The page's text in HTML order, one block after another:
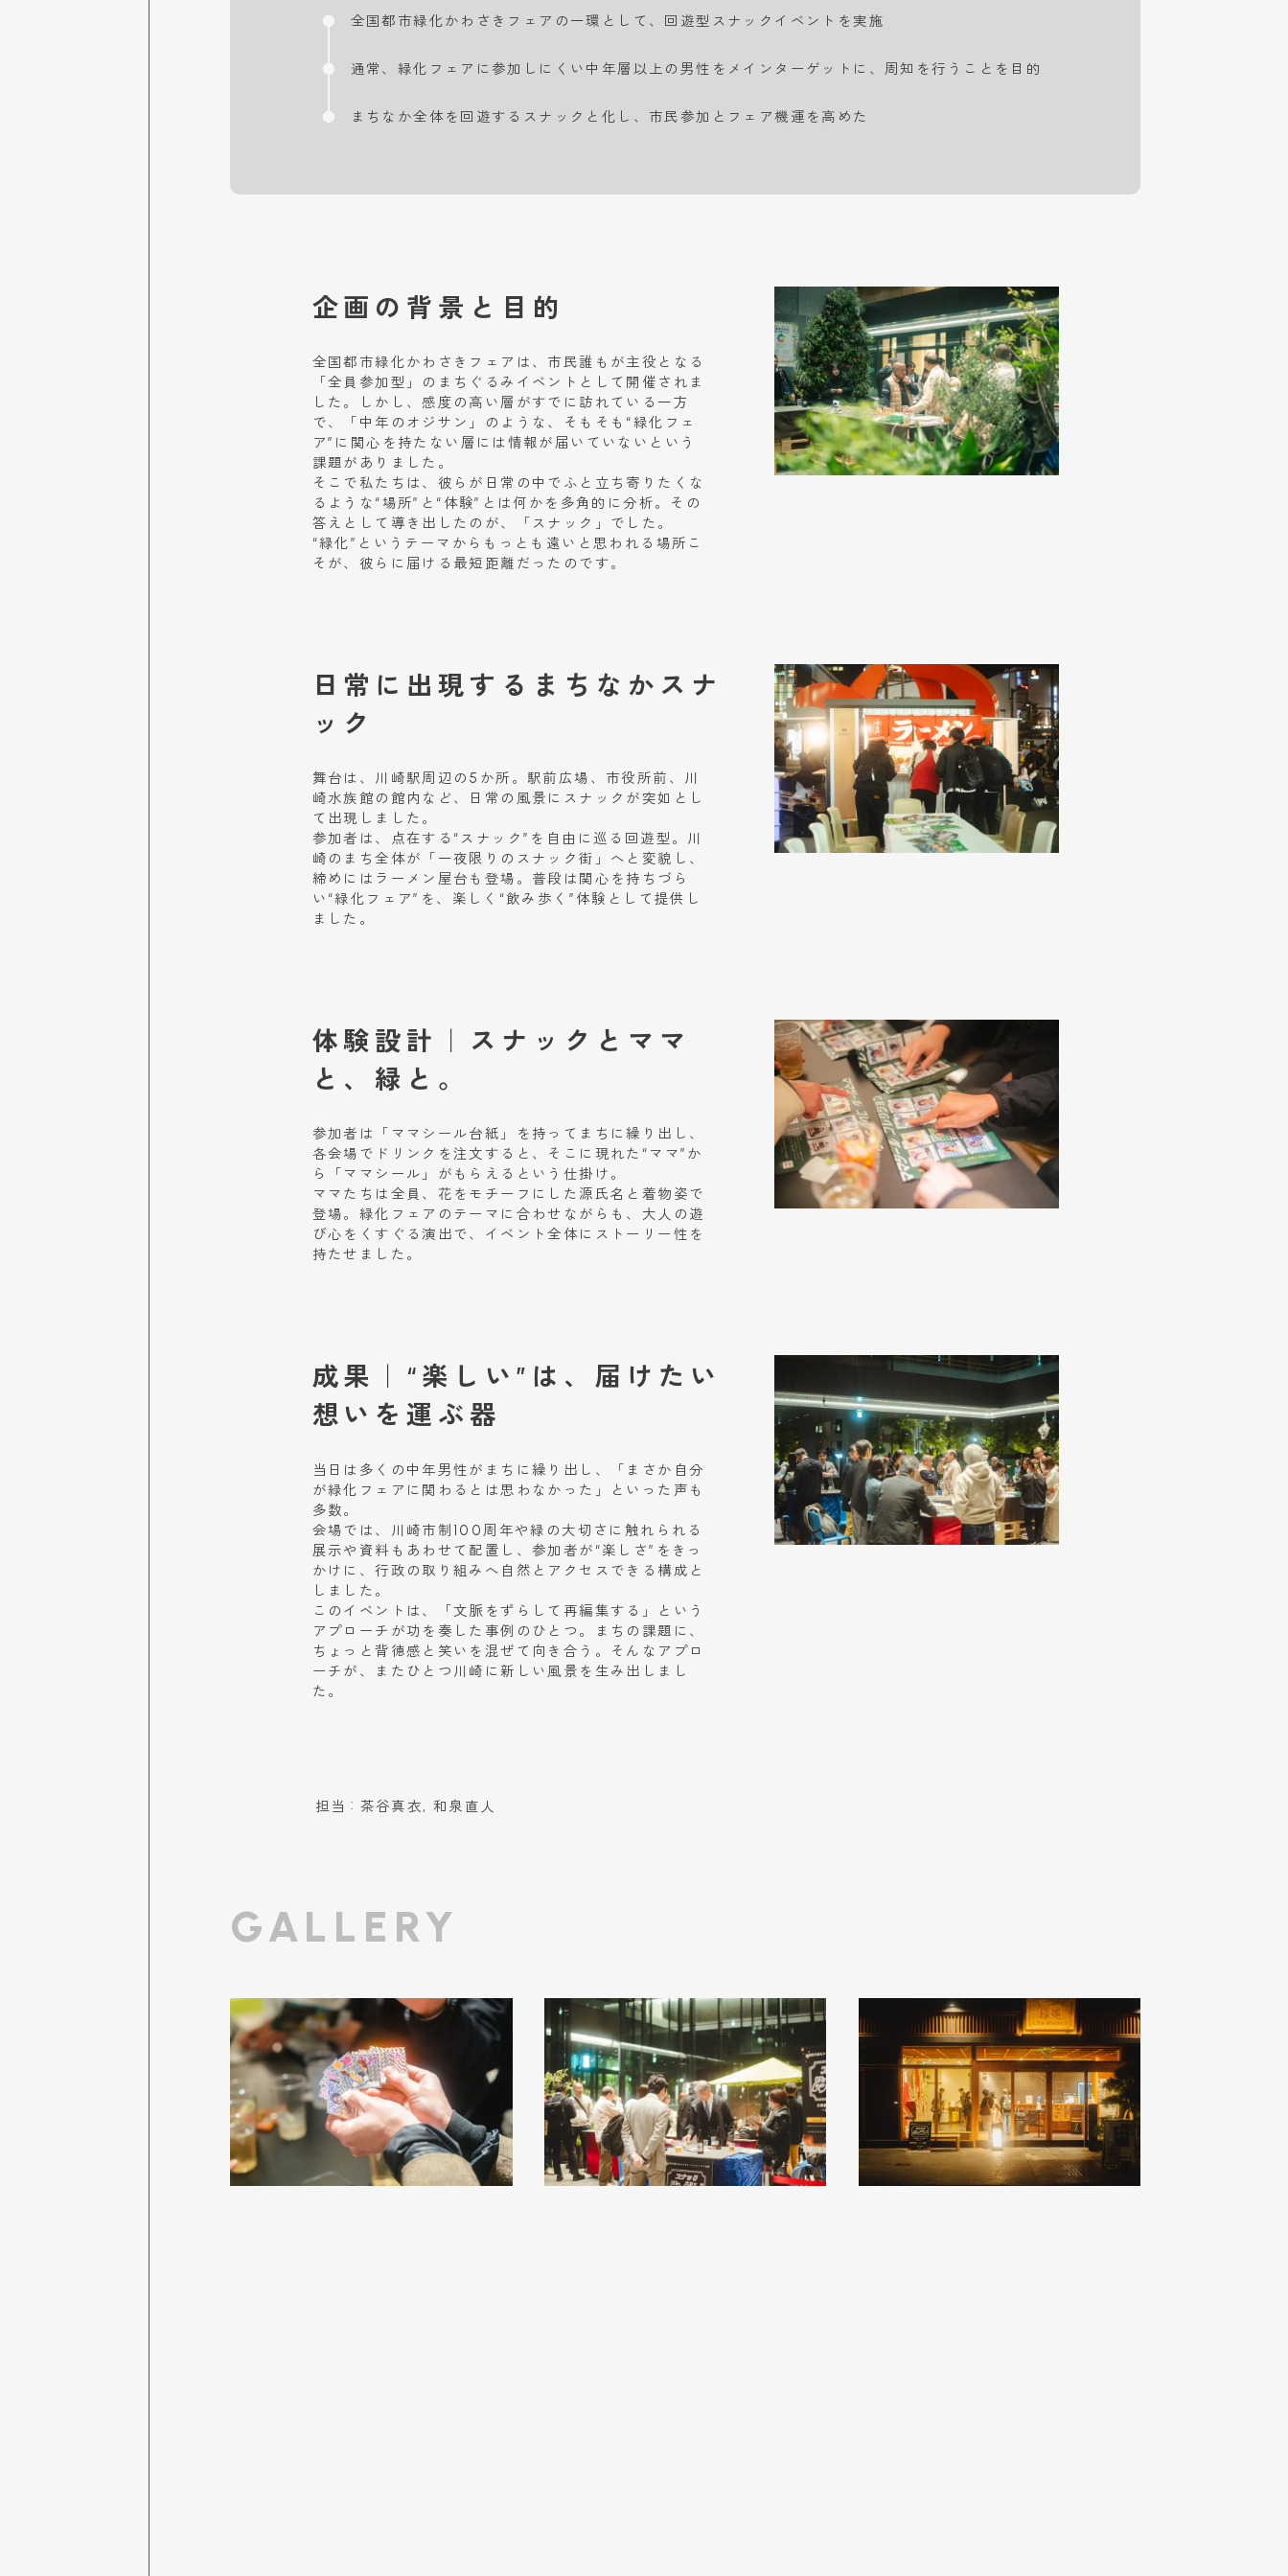
全国都市緑化かわさきフェアの一環として、回遊型スナックイベントを実施
通常、緑化フェアに参加しにくい中年層以上の男性をメインターゲットに、周知を行うことを目的
まちなか全体を回遊するスナックと化し、市民参加とフェア機運を高めた
企画の背景と目的
全国都市緑化かわさきフェアは、市民誰もが主役となる
「全員参加型」のまちぐるみイベントとして開催されま
した。しかし、感度の高い層がすでに訪れている一方
で、「中年のオジサン」のような、そもそも“緑化フェ
ア”に関心を持たない層には情報が届いていないという
課題がありました。
そこで私たちは、彼らが日常の中でふと立ち寄りたくな
るような“場所”と“体験”とは何かを多角的に分析。その
答えとして導き出したのが、「スナック」でした。
“緑化”というテーマからもっとも遠いと思われる場所こ
そが、彼らに届ける最短距離だったのです。
日常に出現するまちなかスナ
ック
舞台は、川崎駅周辺の5か所。駅前広場、市役所前、川
崎水族館の館内など、日常の風景にスナックが突如とし
て出現しました。
参加者は、点在する“スナック”を自由に巡る回遊型。川
崎のまち全体が「一夜限りのスナック街」へと変貌し、
締めにはラーメン屋台も登場。普段は関心を持ちづら
い“緑化フェア”を、楽しく“飲み歩く”体験として提供し
ました。
体験設計｜スナックとママ
と、緑と。
参加者は「ママシール台紙」を持ってまちに繰り出し、
各会場でドリンクを注文すると、そこに現れた“ママ”か
ら「ママシール」がもらえるという仕掛け。
ママたちは全員、花をモチーフにした源氏名と着物姿で
登場。緑化フェアのテーマに合わせながらも、大人の遊
び心をくすぐる演出で、イベント全体にストーリー性を
持たせました。
成果｜“楽しい”は、届けたい
想いを運ぶ器
当日は多くの中年男性がまちに繰り出し、「まさか自分
が緑化フェアに関わるとは思わなかった」といった声も
多数。
会場では、川崎市制100周年や緑の大切さに触れられる
展示や資料もあわせて配置し、参加者が“楽しさ”をきっ
かけに、行政の取り組みへ自然とアクセスできる構成と
しました。
このイベントは、「文脈をずらして再編集する」という
アプローチが功を奏した事例のひとつ。まちの課題に、
ちょっと背徳感と笑いを混ぜて向き合う。そんなアプロ
ーチが、またひとつ川崎に新しい風景を生み出しまし
た。
担当 : 茶谷真衣, 和泉直人
GALLERY